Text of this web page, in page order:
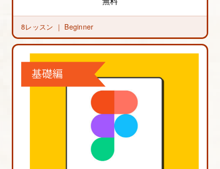
8レッスン ｜ Beginner